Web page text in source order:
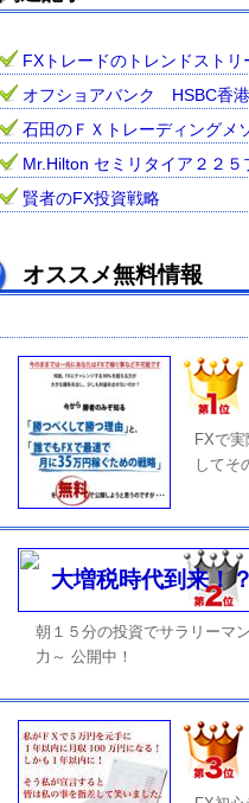
FXトレードのトレンドスト
オフショアバンク HSBC香
石田のＦＸトレーディングメ
Mr.Hilton セミリタイア２２５
賢者のFX投資戦略
オススメ無料情報
FXで
してそ
朝１５分の投資でサラリーマ
力～ 公開中！